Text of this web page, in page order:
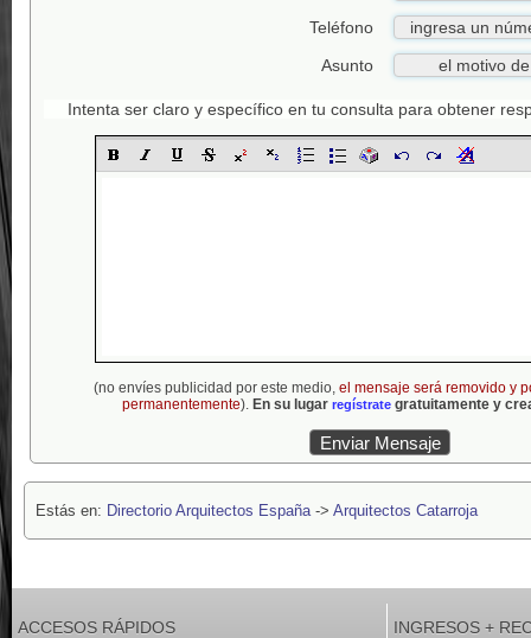
Teléfono
Asunto
Intenta ser claro y específico en tu consulta para obtener
(no envíes publicidad por este medio, el mensaje será removido y
permanentemente). En su lugar regístrategratuitamente y
Estás en: Directorio Arquitectos España-> Arquitectos Catarroja
ACCESOS RÁPIDOS
INGRESOS +